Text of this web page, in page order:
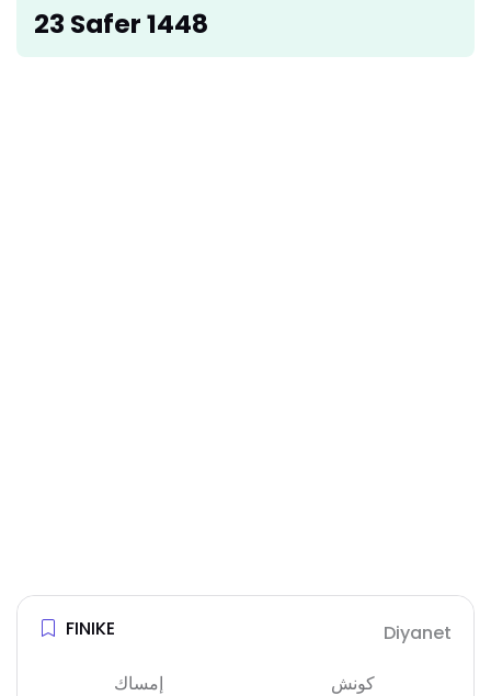
23 Safer 1448
FINIKE Diyanet
إمساك كونش